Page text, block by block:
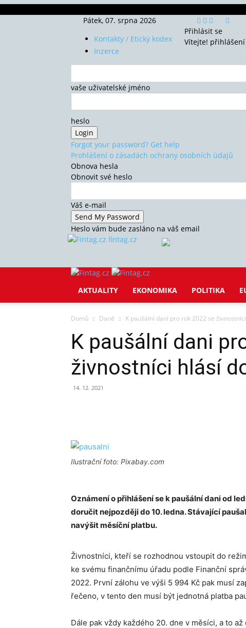
Pátek, 07. srpna 2026
Kontakty / Etický kodex
Inzerce
Přihlásit se
Vítejte!
vaše uživatelské jméno
heslo
Forgot your password? Get help
Prohlášení o zásadách ochrany osobních údajů
Obnova hesla
Obnovit své heslo
Váš e-mail
Heslo vám bude zasláno na váš email
fintag.cz
AKTUALITY EKONOMIKA POLITIKA
Domů Daně K paušální dani pro rok 2022 se
K paušální dani
živnostníci hlásí
14. 12. 2021
Ilustrační foto: Pixabay.com
Oznámení o přihlášení se k paušální dani od
doručit nejpozději do 10. ledna. Stávající
navýšit měsíční platbu.
Živnostníci, kteří se rozhodnou vstoupit do
ke svému finančnímu úřadu podle Finanční
2022. První zálohu ve výši 5 994 Kč pak musí
řečeno, v tento den musí být jednotná platba
Dále pak vždy každého 20. dne v měsíci, a to